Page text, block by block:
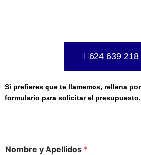
624 639 218
Si prefieres que te llamemos, rellena
formulario para solicitar el presupuesto.
Nombre y Apellidos *